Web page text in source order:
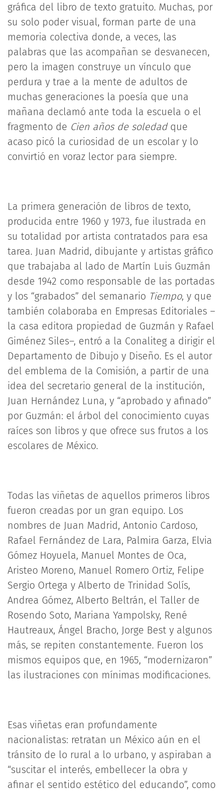
gráfica del libro de texto gratuito. Muchas, por
su solo poder visual, forman parte de una
memoria colectiva donde, a veces, las
palabras que las acompañan se desvanecen,
pero la imagen construye un vínculo que
perdura y trae a la mente de adultos de
muchas generaciones la poesía que una
mañana declamó ante toda la escuela o el
fragmento de Cien años de soledadque
acaso picó la curiosidad de un escolar y lo
convirtió en voraz lector para siempre.
La primera generación de libros de texto,
producida entre 1960 y 1973, fue ilustrada en
su totalidad por artista contratados para esa
tarea. Juan Madrid, dibujante y artistas gráfico
que trabajaba al lado de Martín Luis Guzmán
desde 1942 como responsable de las portadas
y los “grabados” del semanario Tiempo, y que
también colaboraba en Empresas Editoriales –
la casa editora propiedad de Guzmán y Rafael
Giménez Siles–, entró a la Conaliteg a dirigir el
Departamento de Dibujo y Diseño. Es el autor
del emblema de la Comisión, a partir de una
idea del secretario general de la institución,
Juan Hernández Luna, y “aprobado y afinado”
por Guzmán: el árbol del conocimiento cuyas
raíces son libros y que ofrece sus frutos a los
escolares de México.
Todas las viñetas de aquellos primeros libros
fueron creadas por un gran equipo. Los
nombres de Juan Madrid, Antonio Cardoso,
Rafael Fernández de Lara, Palmira Garza, Elvia
Gómez Hoyuela, Manuel Montes de Oca,
Aristeo Moreno, Manuel Romero Ortiz, Felipe
Sergio Ortega y Alberto de Trinidad Solís,
Andrea Gómez, Alberto Beltrán, el Taller de
Rosendo Soto, Mariana Yampolsky, René
Hautreaux, Ángel Bracho, Jorge Best y algunos
más, se repiten constantemente. Fueron los
mismos equipos que, en 1965, “modernizaron”
las ilustraciones con mínimas modificaciones.
Esas viñetas eran profundamente
nacionalistas: retratan un México aún en el
tránsito de lo rural a lo urbano, y aspiraban a
“suscitar el interés, embellecer la obra y
afinar el sentido estético del educando”, como